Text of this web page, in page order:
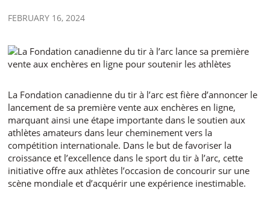
FEBRUARY 16, 2024
La Fondation canadienne du tir à l’arc est fière d’annoncer le
lancement de sa première vente aux enchères en ligne,
marquant ainsi une étape importante dans le soutien aux
athlètes amateurs dans leur cheminement vers la
compétition internationale. Dans le but de favoriser la
croissance et l’excellence dans le sport du tir à l’arc, cette
initiative offre aux athlètes l’occasion de concourir sur une
scène mondiale et d’acquérir une expérience inestimable.